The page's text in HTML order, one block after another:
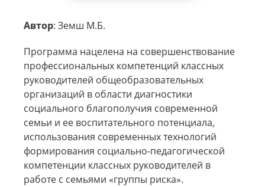
Автор: Земш М.Б.
Программа нацелена на совершенствование
профессиональных компетенций классных
руководителей общеобразовательных
организаций в области диагностики
социального благополучия современной
семьи и ее воспитательного потенциала,
использования современных технологий
формирования социально-педагогической
компетенции классных руководителей в
работе с семьями «группы риска».